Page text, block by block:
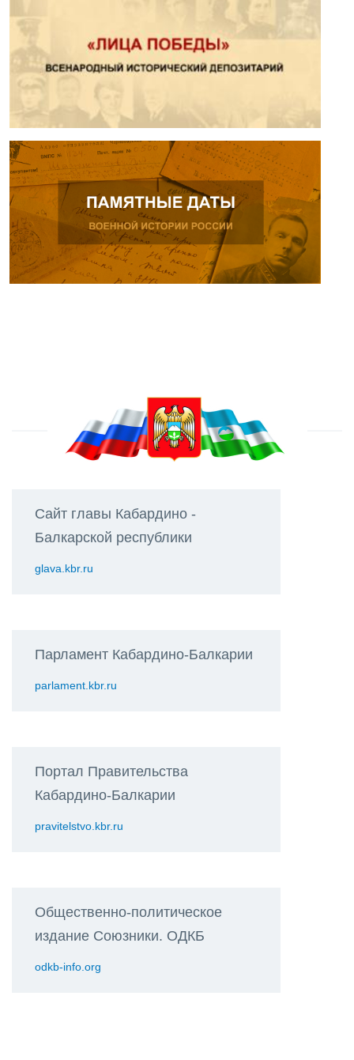
Сайт главы Кабардино -
Балкарской республики
glava.kbr.ru
Парламент Кабардино-Балкарии
parlament.kbr.ru
Портал Правительства
Кабардино-Балкарии
pravitelstvo.kbr.ru
Общественно-политическое
издание Союзники. ОДКБ
odkb-info.org